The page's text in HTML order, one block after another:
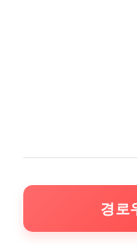
경로